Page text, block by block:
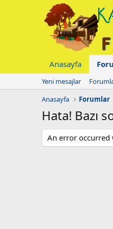
Anasayfa
Yeni mesajlar
Anasayfa
Forumlar
Hata! Bazı
An error occurred